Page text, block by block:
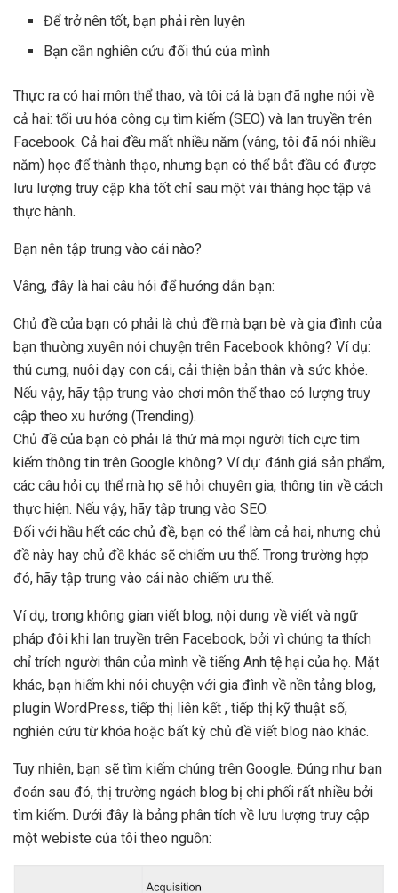
Để trở nên tốt, bạn phải rèn luyện
Bạn cần nghiên cứu đối thủ của mình
Thực ra có hai môn thể thao, và tôi cá là bạn đã nghe nói về
cả hai: tối ưu hóa công cụ tìm kiếm (SEO) và lan truyền trên
Facebook. Cả hai đều mất nhiều năm (vâng, tôi đã nói nhiều
năm) học để thành thạo, nhưng bạn có thể bắt đầu có được
lưu lượng truy cập khá tốt chỉ sau một vài tháng học tập và
thực hành.
Bạn nên tập trung vào cái nào?
Vâng, đây là hai câu hỏi để hướng dẫn bạn:
Chủ đề của bạn có phải là chủ đề mà bạn bè và gia đình của
bạn thường xuyên nói chuyện trên Facebook không? Ví dụ:
thú cưng, nuôi dạy con cái, cải thiện bản thân và sức khỏe.
Nếu vậy, hãy tập trung vào chơi môn thể thao có lượng truy
cập theo xu hướng (Trending).
Chủ đề của bạn có phải là thứ mà mọi người tích cực tìm
kiếm thông tin trên Google không? Ví dụ: đánh giá sản phẩm,
các câu hỏi cụ thể mà họ sẽ hỏi chuyên gia, thông tin về cách
thực hiện. Nếu vậy, hãy tập trung vào SEO.
Đối với hầu hết các chủ đề, bạn có thể làm cả hai, nhưng chủ
đề này hay chủ đề khác sẽ chiếm ưu thế. Trong trường hợp
đó, hãy tập trung vào cái nào chiếm ưu thế.
Ví dụ, trong không gian viết blog, nội dung về viết và ngữ
pháp đôi khi lan truyền trên Facebook, bởi vì chúng ta thích
chỉ trích người thân của mình về tiếng Anh tệ hại của họ. Mặt
khác, bạn hiếm khi nói chuyện với gia đình về nền tảng blog,
plugin WordPress, tiếp thị liên kết , tiếp thị kỹ thuật số,
nghiên cứu từ khóa hoặc bất kỳ chủ đề viết blog nào khác.
Tuy nhiên, bạn sẽ tìm kiếm chúng trên Google. Đúng như bạn
đoán sau đó, thị trường ngách blog bị chi phối rất nhiều bởi
tìm kiếm. Dưới đây là bảng phân tích về lưu lượng truy cập
một webiste của tôi theo nguồn: